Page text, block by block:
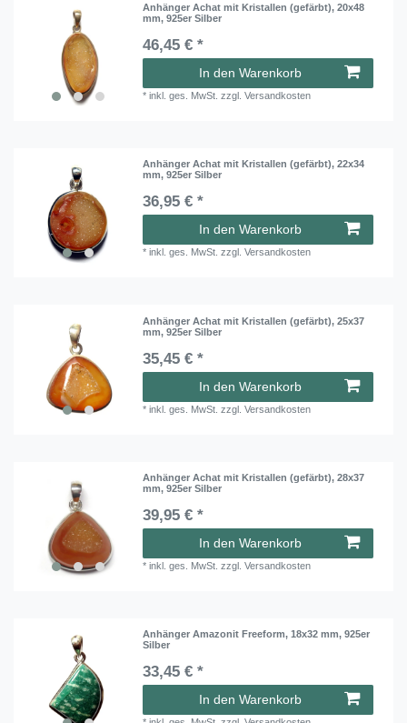
Anhänger Achat mit Kristallen (gefärbt), 20x48
mm, 925er Silber
46,45 € *
In den Warenkorb
*inkl. ges. MwSt. zzgl.Versandkosten
Anhänger Achat mit Kristallen (gefärbt), 22x34
mm, 925er Silber
36,95 € *
In den Warenkorb
*inkl. ges. MwSt. zzgl.Versandkosten
Anhänger Achat mit Kristallen (gefärbt), 25x37
mm, 925er Silber
35,45 € *
In den Warenkorb
*inkl. ges. MwSt. zzgl.Versandkosten
Anhänger Achat mit Kristallen (gefärbt), 28x37
mm, 925er Silber
39,95 € *
In den Warenkorb
*inkl. ges. MwSt. zzgl.Versandkosten
Anhänger Amazonit Freeform, 18x32 mm, 925er
Silber
33,45 € *
In den Warenkorb